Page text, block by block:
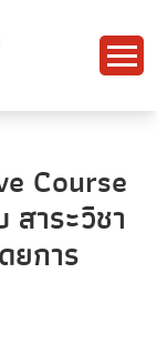
Course
าระวิชา
ยการ